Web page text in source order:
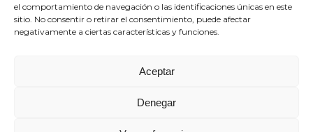
el comportamiento de navegación o las identificaciones únicas en este
sitio. No consentir o retirar el consentimiento, puede afectar
negativamente a ciertas características y funciones.
Aceptar
Denegar